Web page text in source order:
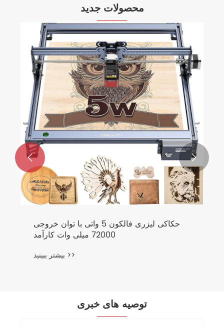
محصولات جدید
حکاکی لیزری فالکون 5 واتی با توان خروجی
72000 میلی وات کارآمد
بیشتر ببینید >>
 
توصیه های خبری